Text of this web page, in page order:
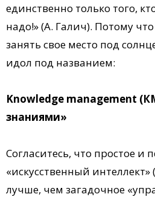
единственно только того,
надо!» (А. Галич). Потому
занять свое место под
идол под названием:
Knowledge management
знаниями»
Согласитесь, что простое и
«искусственный
лучше, чем загадочное